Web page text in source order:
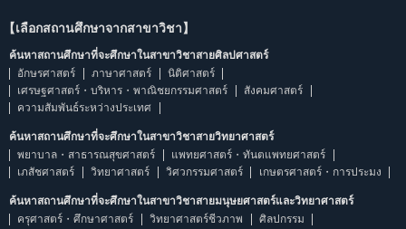
【เลือกสถานศึกษาจากสาขาวิชา】
ค้นหาสถานศึกษาที่จะศึกษาในสาขาวิชาสายศิลปศาสตร์
อักษรศาสตร์
ภาษาศาสตร์
นิติศาสตร์
เศรษฐศาสตร์・บริหาร・พาณิชยกรรมศาสตร์
สังคมศาสตร์
ความสัมพันธ์ระหว่างประเทศ
ค้นหาสถานศึกษาที่จะศึกษาในสาขาวิชาสายวิทยาศาสตร์
พยาบาล・สาธารณสุขศาสตร์
แพทยศาสตร์・ทันตแพทยศาสตร์
เภสัชศาสตร์
วิทยาศาสตร์ วิศวกรรมศาสตร์ เกษตรศาสตร์・การประมง
ค้นหาสถานศึกษาที่จะศึกษาในสาขาวิชาสายมนุษยศาสตร์และวิทยาศาสตร์
ครุศาสตร์・ศึกษาศาสตร์
วิทยาศาสตร์ชีวภาพ
ศิลปกรรม